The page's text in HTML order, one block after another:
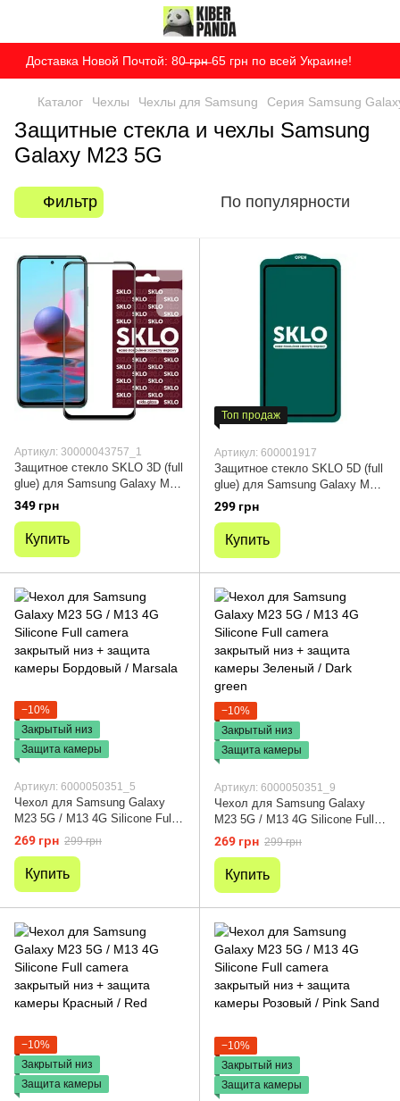
Доставка Новой Почтой: 80̶ ̶г̶р̶н̶ 65 грн по всей Украине!
Каталог Чехлы Чехлы для Samsung Серия Samsung
Защитные стекла и чехлы Samsung
Galaxy M23 5G
Фильтр По популярности
Артикул: 30000043757_1
Защитное стекло SKLO 3D (full
glue) для Samsung Galaxy M23
5G / M33 5G / M13 4G Черный
349 грн
Купить
Топ продаж
Артикул: 600001917
Защитное стекло SKLO 5D (full
glue) для Samsung Galaxy M23
5G / M33 5G / M13 4G
299 грн
Купить
−10%
Закрытый низ
Защита камеры
Артикул: 6000050351_5
Чехол для Samsung Galaxy
M23 5G / M13 4G Silicone Full
camera закрытый низ + защита
камеры Бордовый / Marsala
269 грн 299 грн
Купить
−10%
Закрытый низ
Защита камеры
Артикул: 6000050351_9
Чехол для Samsung Galaxy
M23 5G / M13 4G Silicone Full
camera закрытый низ + защита
камеры Зеленый / Dark green
269 грн 299 грн
Купить
−10%
Закрытый низ
Защита камеры
−10%
Закрытый низ
Защита камеры